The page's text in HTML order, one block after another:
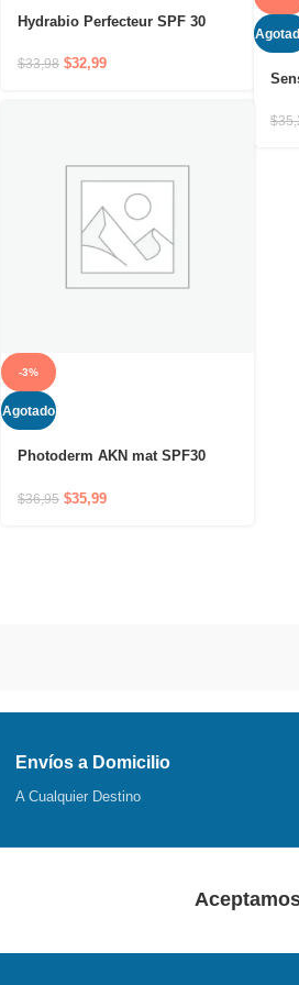
Hydrabio Perfecteur SPF 30
$33,98 $32,99
de
$
-3%
Agotado
Photoderm AKN mat SPF30
$36,95 $35,99
Envíos a Domicilio
A Cualquier Destino